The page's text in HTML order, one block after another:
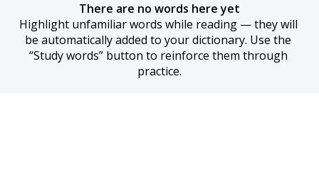
There are no words here yet
Highlight unfamiliar words while reading — they will
be automatically added to your dictionary. Use the
“Study words” button to reinforce them through
practice.